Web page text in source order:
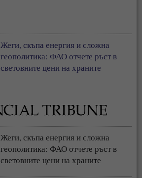
Жеги, скъпа енергия и сложна
геополитика: ФАО отчете ръст в
световните цени на храните
Жеги, скъпа енергия и сложна
геополитика: ФАО отчете ръст в
световните цени на храните